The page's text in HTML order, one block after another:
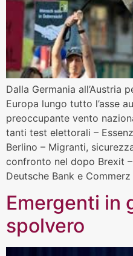
Dalla Germania all’Austria
Europa lungo tutto l’asse
preoccupante vento
tanti test elettorali –
Berlino – Migranti,
confronto nel dopo Brexit
Deutsche Bank e
Emergenti in
spolvero